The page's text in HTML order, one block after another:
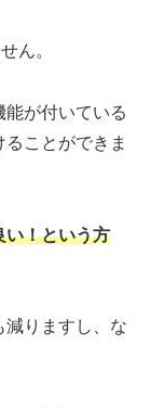
ん。
が付いている
ことができま
い！という方
減りますし、な